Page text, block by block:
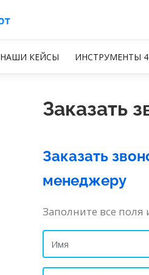
НАШИ КЕЙСЫ ИНСТРУМЕНТЫ
Заказать
Заказать
менеджеру
Заполните все